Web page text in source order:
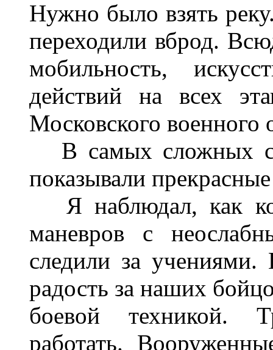
Нужно было взять
переходили вброд.
мобильность,
действий на всех
Московского военного
В самых сложных
показывали
Я наблюдал, как
маневров с
следили за
радость за наших
боевой техникой.
работать.